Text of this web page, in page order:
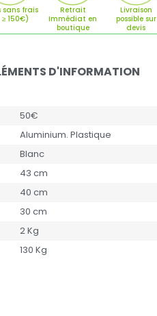
sans frais
150€)
Retrait
Immédiat en
boutique
Livraison
possible sur
devis
D'INFORMATION
50€
Aluminium. Plastique
Blanc
43 cm
40 cm
30 cm
2 Kg
130 Kg